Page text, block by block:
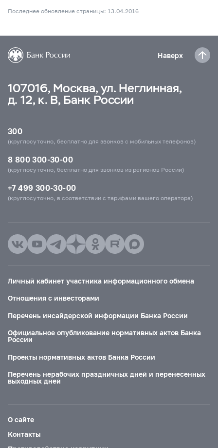
Последнее обновление страницы: 13.04.2016
Наверх
107016, Москва, ул. Неглинная,
д. 12, к. В, Банк России
300
(круглосуточно, бесплатно для звонков с мобильных телефонов)
8 800 300-30-00
(круглосуточно, бесплатно для звонков из регионов России)
+7 499 300-30-00
(круглосуточно, в соответствии с тарифами вашего оператора)
Личный кабинет участника информационного обмена
Отношения с инвесторами
Перечень инсайдерской информации Банка России
Официальное опубликование нормативных актов Банка
России
Проекты нормативных актов Банка России
Перечень нерабочих праздничных дней и перенесенных
выходных дней
О сайте
Контакты